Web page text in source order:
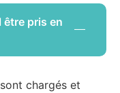
pris en
chargés et